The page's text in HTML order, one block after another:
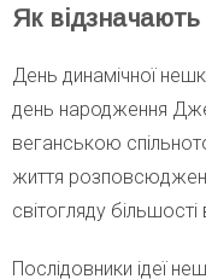
Як
День динамічної
день народження
веганською
життя
світогляду більшості
Послідовники ідеї